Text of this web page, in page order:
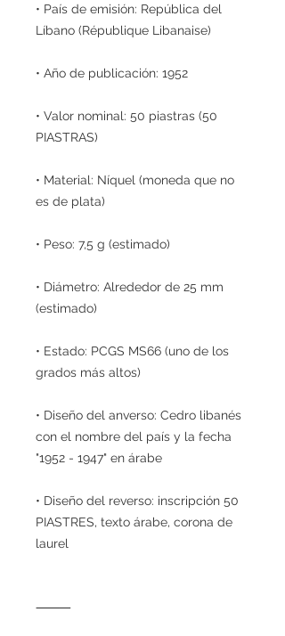
• País de emisión: República del
Líbano (République Libanaise)
• Año de publicación: 1952
• Valor nominal: 50 piastras (50
PIASTRAS)
• Material: Níquel (moneda que no
es de plata)
• Peso: 7,5 g (estimado)
• Diámetro: Alrededor de 25 mm
(estimado)
• Estado: PCGS MS66 (uno de los
grados más altos)
• Diseño del anverso: Cedro libanés
con el nombre del país y la fecha
"1952 - 1947" en árabe
• Diseño del reverso: inscripción 50
PIASTRES, texto árabe, corona de
laurel
⸻